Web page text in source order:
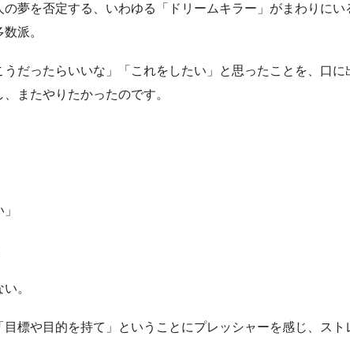
夢を否定する、いわゆる「ドリームキラー」がまわりにい
派。
だったらいいな」「これをしたい」と思ったことを、口に
またやりたかったのです。
。
標や目的を持て」ということにプレッシャーを感じ、スト